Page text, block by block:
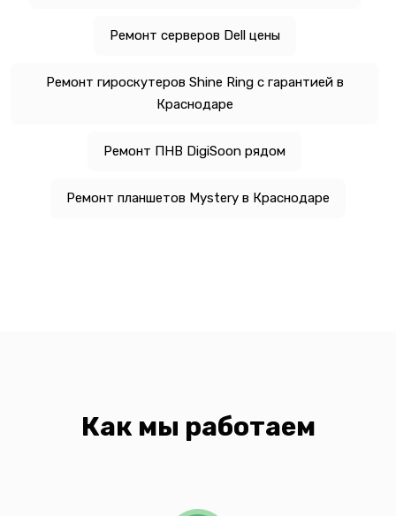
Ремонт серверов Dell цены
Ремонт гироскутеров Shine Ring с гарантией в
Краснодаре
Ремонт ПНВ DigiSoon рядом
Ремонт планшетов Mystery в Краснодаре
Как мы работаем